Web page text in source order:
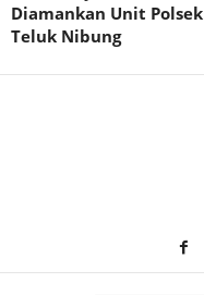
Diamankan Unit Polsek
Teluk Nibung